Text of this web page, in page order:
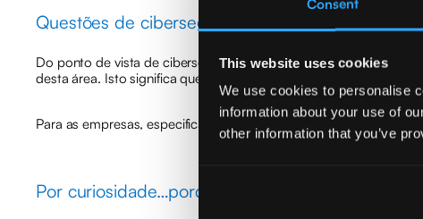
Consent
This website uses cookies
We use cookies to personalise
information about your use of
other information that you’ve
Questões de cibersegurança
Do ponto de vista de cibersegurança, os chatbots como o
desta área. Isto significa que todas as preocupações de
Para as empresas, especificamente, a melhor solução para as
Por curiosidade…porquê o nome “Bard”?